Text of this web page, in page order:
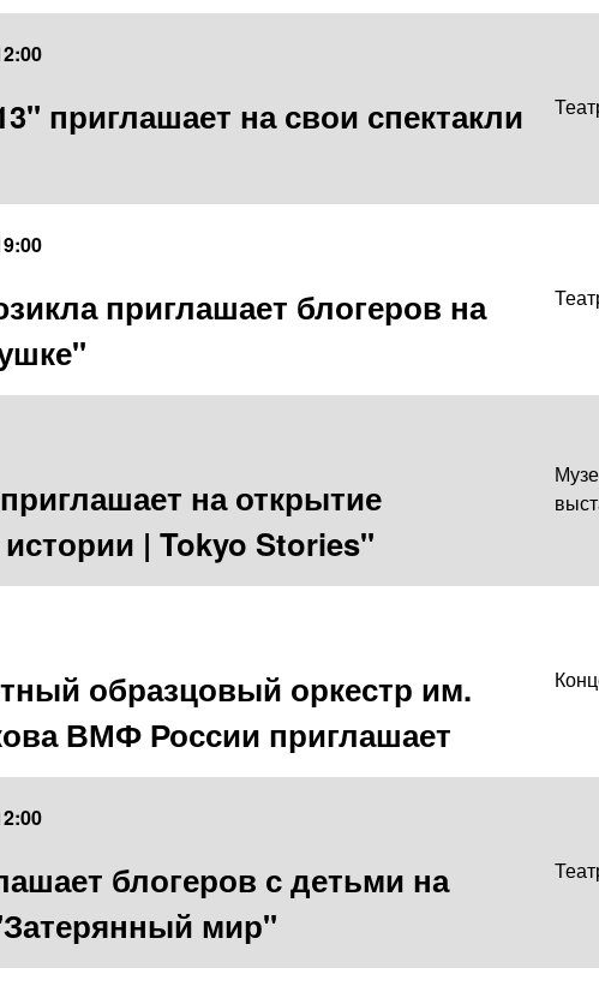
приглашает на свои спектакли
приглашает блогеров на
на открытие
| Tokyo Stories"
образцовый оркестр им.
ВМФ России приглашает
блогеров с детьми на
мир"